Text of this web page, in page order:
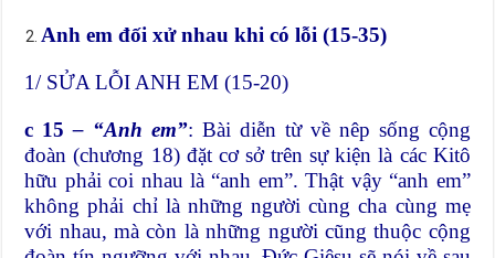
Anh em đối xử nhau khi có lỗi (15-35)
1/ SỬA LỖI ANH EM (15-20)
c 15– “Anh em”: Bài diễn từ về nêp sống cộng
đoàn (chương 18) đặt cơ sở trên sự kiện là các Kitô
hữu phải coi nhau là “anh em”. Thật vậy “anh em”
không phải chỉ là những người cùng cha cùng mẹ
với nhau, mà còn là những người cũng thuộc cộng